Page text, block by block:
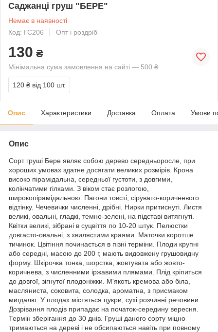
Саджанці груш "БЕРЕ"
Немає в наявності
Код: ГС206
Опт і роздріб
130 ₴
Мінімальна сума замовлення на сайті — 500 ₴
120 ₴ від 100 шт.
Опис Характеристики Доставка Оплата Умови
Опис
Сорт груші Бере являє собою дерево середньоросле, при
хороших умовах здатне досягати великих розмірів. Крона
високо пірамідальна, середньої густоти, з довгими,
колінчатими гілками. З віком стає розлогою,
широкопірамідальною. Пагони товсті, сірувато-коричневого
відтінку. Чечевички численні, дрібні. Нирки притиснуті. Листя
великі, овальні, гладкі, темно-зелені, на підставі витягнуті.
Квітки великі, зібрані в суцвіття по 10-20 штук. Пелюстки
довгасто-овальні, з хвилястими краями. Маточки коротше
тичинок. Цвітіння починається в пізні терміни. Плоди крупні
або середні, масою до 200 г, мають видовжену грушовидну
форму. Шкірочка тонка, шорстка, жовтувата або жовто-
коричнева, з численними іржавими плямами. Плід кріпиться
до довгої, зігнутої плодоніжки. М'якоть кремова або біла,
масляниста, соковита, солодка, ароматна, з присмаком
мигдалю. У плодах містяться цукри, сухі розчинні речовини.
Дозрівання плодів припадає на початок-середину вересня.
Термін зберігання до 30 днів. Груші даного сорту міцно
тримаються на дереві і не обсипаються навіть при повному